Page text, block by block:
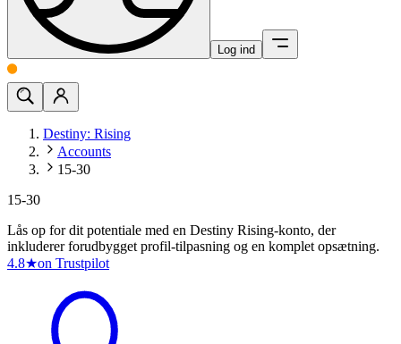
Log ind
Destiny: Rising
Accounts
15-30
15-30
Lås op for dit potentiale med en Destiny Rising-konto, der
inkluderer forudbygget profil-tilpasning og en komplet opsætning.
4.8★on Trustpilot